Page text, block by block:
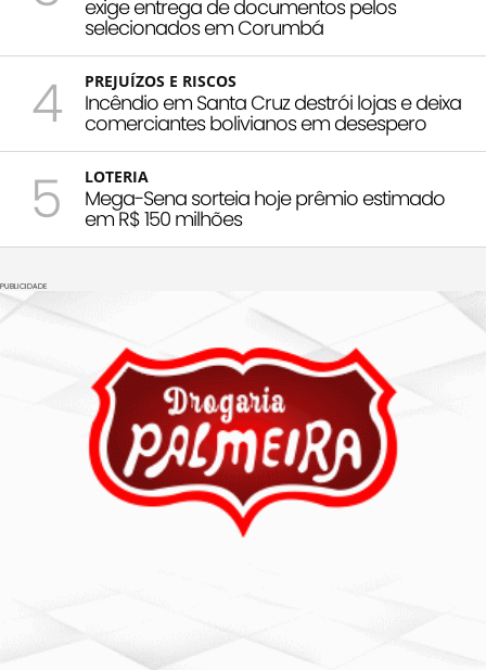
exige entrega de documentos pelos
selecionados em Corumbá
4 PREJUÍZOS E RISCOS
Incêndio em Santa Cruz destrói lojas e deixa
comerciantes bolivianos em desespero
5 LOTERIA
Mega-Sena sorteia hoje prêmio estimado
em R$ 150 milhões
PUBLICIDADE